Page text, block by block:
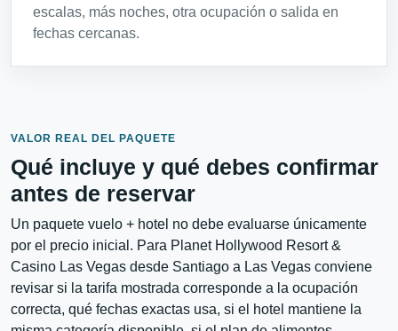
escalas, más noches, otra ocupación o salida en
fechas cercanas.
VALOR REAL DEL PAQUETE
Qué incluye y qué debes confirmar
antes de reservar
Un paquete vuelo + hotel no debe evaluarse únicamente
por el precio inicial. Para Planet Hollywood Resort &
Casino Las Vegas desde Santiago a Las Vegas conviene
revisar si la tarifa mostrada corresponde a la ocupación
correcta, qué fechas exactas usa, si el hotel mantiene la